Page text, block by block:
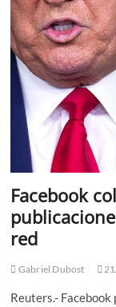
Facebook
red
Gabriel Dubost
Reuters.-